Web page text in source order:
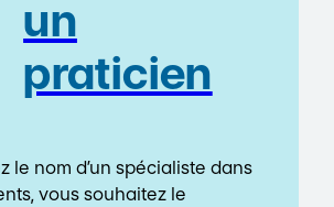
un
praticien
le nom d’un spécialiste dans
vous souhaitez le